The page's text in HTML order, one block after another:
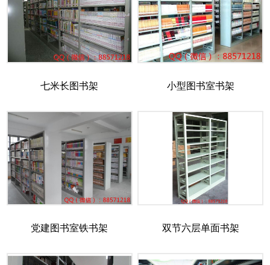
七米长图书架 小型图书室书架
党建图书室铁书架 双节六层单面书架